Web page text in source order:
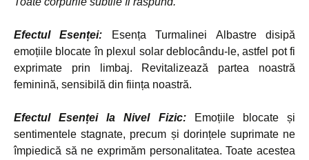
Efectul Esenței:
Esența Turmalinei Albastre disipă
emoțiile blocate în plexul solar deblocându-le, astfel pot fi
exprimate prin limbaj. Revitalizează partea noastră
feminină, sensibilă din ființa noastră.
Efectul Esenței la Nivel Fizic:
Emoțiile blocate și
sentimentele stagnate, precum și dorințele suprimate ne
împiedică să ne exprimăm personalitatea. Toate acestea